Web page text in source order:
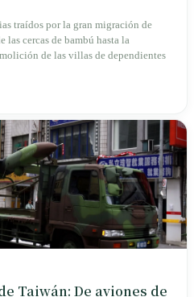
traídos por la gran migración de
las cercas de bambú hasta la
de las villas de dependientes
Taiwán: De aviones de